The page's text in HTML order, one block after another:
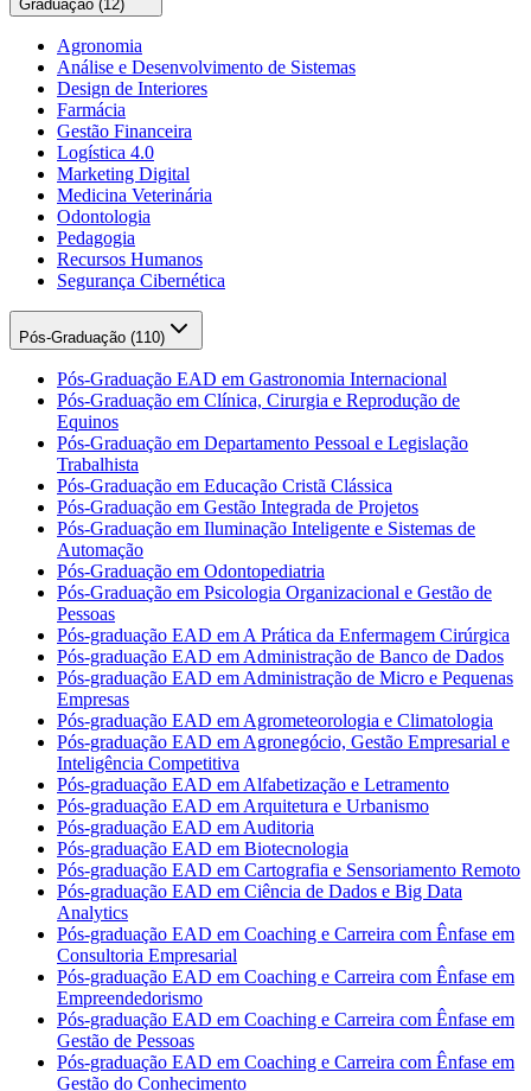
Graduação (12)
Agronomia
Análise e Desenvolvimento de Sistemas
Design de Interiores
Farmácia
Gestão Financeira
Logística 4.0
Marketing Digital
Medicina Veterinária
Odontologia
Pedagogia
Recursos Humanos
Segurança Cibernética
Pós-Graduação (110)
Pós-Graduação EAD em Gastronomia Internacional
Pós-Graduação em Clínica, Cirurgia e Reprodução de
Equinos
Pós-Graduação em Departamento Pessoal e Legislação
Trabalhista
Pós-Graduação em Educação Cristã Clássica
Pós-Graduação em Gestão Integrada de Projetos
Pós-Graduação em Iluminação Inteligente e Sistemas de
Automação
Pós-Graduação em Odontopediatria
Pós-Graduação em Psicologia Organizacional e Gestão de
Pessoas
Pós-graduação EAD em A Prática da Enfermagem Cirúrgica
Pós-graduação EAD em Administração de Banco de Dados
Pós-graduação EAD em Administração de Micro e Pequenas
Empresas
Pós-graduação EAD em Agrometeorologia e Climatologia
Pós-graduação EAD em Agronegócio, Gestão Empresarial e
Inteligência Competitiva
Pós-graduação EAD em Alfabetização e Letramento
Pós-graduação EAD em Arquitetura e Urbanismo
Pós-graduação EAD em Auditoria
Pós-graduação EAD em Biotecnologia
Pós-graduação EAD em Cartografia e Sensoriamento Remoto
Pós-graduação EAD em Ciência de Dados e Big Data
Analytics
Pós-graduação EAD em Coaching e Carreira com Ênfase em
Consultoria Empresarial
Pós-graduação EAD em Coaching e Carreira com Ênfase em
Empreendedorismo
Pós-graduação EAD em Coaching e Carreira com Ênfase em
Gestão de Pessoas
Pós-graduação EAD em Coaching e Carreira com Ênfase em
Gestão do Conhecimento